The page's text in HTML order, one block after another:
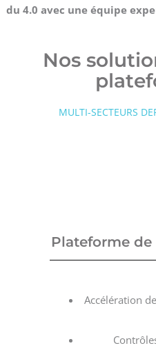
du 4.0 avec une équipe
Nos
MULTI-SECTEURS
Plateforme
Accélération